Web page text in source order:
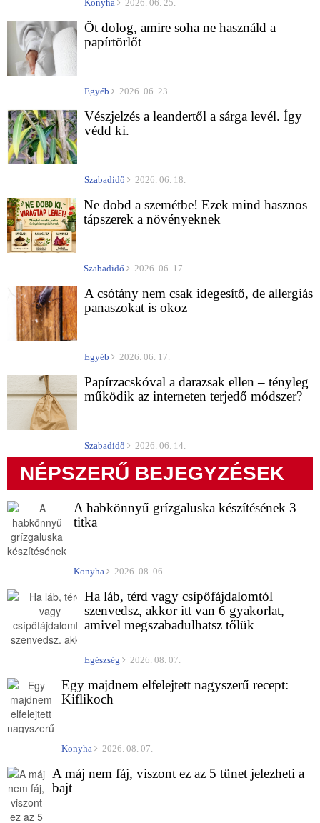
Konyha 2026. 06. 25.
Öt dolog, amire soha ne használd a
papírtörlőt
Egyéb 2026. 06. 23.
Vészjelzés a leandertől a sárga levél. Így
védd ki.
Szabadidő 2026. 06. 18.
Ne dobd a szemétbe! Ezek mind hasznos
tápszerek a növényeknek
Szabadidő 2026. 06. 17.
A csótány nem csak idegesítő, de allergiás
panaszokat is okoz
Egyéb 2026. 06. 17.
Papírzacskóval a darazsak ellen – tényleg
működik az interneten terjedő módszer?
Szabadidő 2026. 06. 14.
NÉPSZERŰ BEJEGYZÉSEK
A habkönnyű grízgaluska készítésének 3
titka
Konyha 2026. 08. 06.
Ha láb, térd vagy csípőfájdalomtól
szenvedsz, akkor itt van 6 gyakorlat,
amivel megszabadulhatsz tőlük
Egészség 2026. 08. 07.
Egy majdnem elfelejtett nagyszerű recept:
Kiflikoch
Konyha 2026. 08. 07.
A máj nem fáj, viszont ez az 5 tünet jelezheti a
bajt